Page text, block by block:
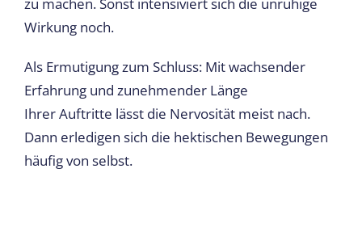
Wirkung noch.
Als Ermutigung zum Schluss: Mit wachsender
Erfahrung und zunehmender Länge
Ihrer Auftritte lässt die Nervosität meist nach.
Dann erledigen sich die hektischen Bewegungen
häufig von selbst.